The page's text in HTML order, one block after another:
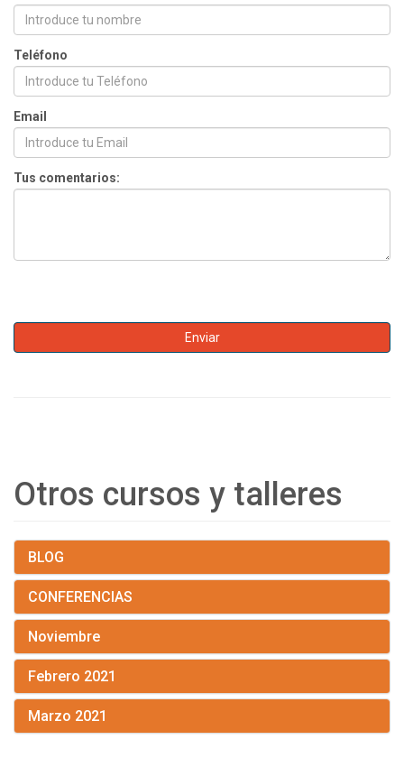
Teléfono
Email
Tus comentarios:
Otros cursos y talleres
BLOG
CONFERENCIAS
Noviembre
Febrero 2021
Marzo 2021